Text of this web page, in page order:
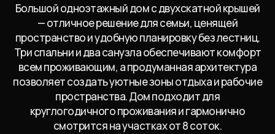
Большой одноэтажный дом с двухскатной крышей
— отличное решение для семьи, ценящей
пространство и удобную планировку без лестниц.
Три спальни и два санузла обеспечивают комфорт
всем проживающим, а продуманная архитектура
позволяет создать уютные зоны отдыха и рабочие
пространства. Дом подходит для
круглогодичного проживания и гармонично
смотрится на участках от 8 соток.